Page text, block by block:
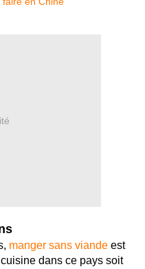
manger sans viande est
dans ce pays soit